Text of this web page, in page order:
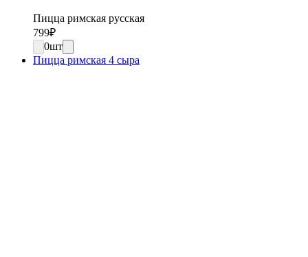
Пицца римская русская
799₽
0шт
Пицца римская 4 сыра